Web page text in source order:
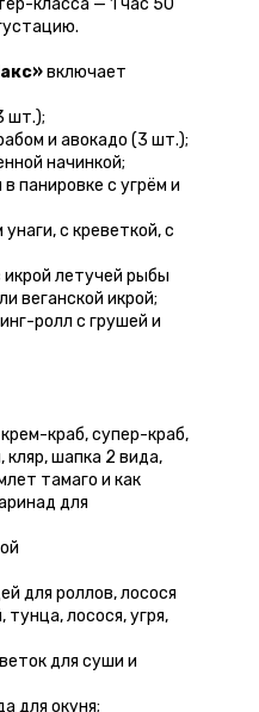
класса — 1 час 50
включает
шт.);
и авокадо (3 шт.);
начинкой;
панировке с угрём и
с креветкой, с
икрой летучей рыбы
веганской икрой;
ролл с грушей и
краб, супер-краб,
кляр, шапка 2 вида,
тамаго и как
для
для роллов, лосося
лосося, угря,
для суши и
для окуня;